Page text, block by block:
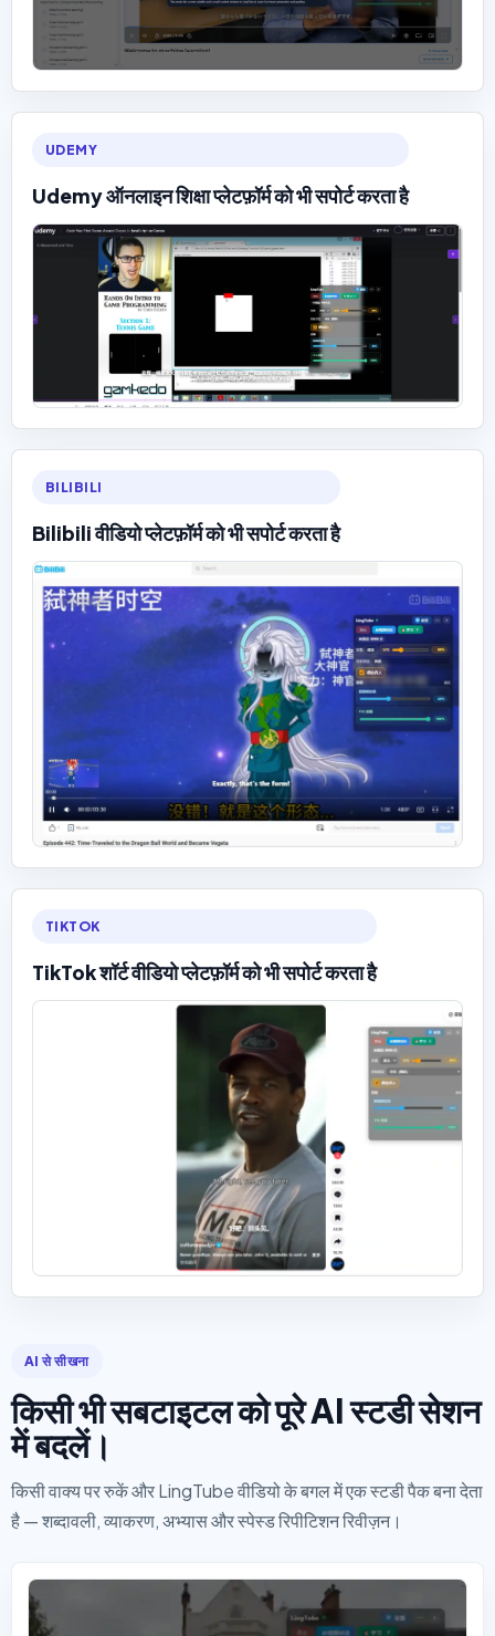
UDEMY
Udemy ऑनलाइन शिक्षा प्लेटफ़ॉर्म को भी सपोर्ट करता है
BILIBILI
Bilibili वीडियो प्लेटफ़ॉर्म को भी सपोर्ट करता है
TIKTOK
TikTok शॉर्ट वीडियो प्लेटफ़ॉर्म को भी सपोर्ट करता है
AI से सीखना
किसी भी सबटाइटल को पूरे AI स्टडी सेशन
में बदलें।
किसी वाक्य पर रुकें और LingTube वीडियो के बगल में एक स्टडी पैक बना देता
है — शब्दावली, व्याकरण, अभ्यास और स्पेस्ड रिपीटिशन रिवीज़न।